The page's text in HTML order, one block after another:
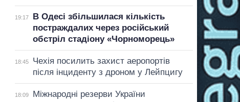
19:17
В Одесі збільшилася кількість
постраждалих через російський
обстріл стадіону «Чорноморець»
18:45
Чехія посилить захист аеропортів
після інциденту з дроном у Лейпцигу
18:09
Міжнародні резерви України